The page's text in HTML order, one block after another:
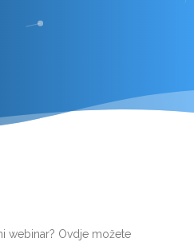
webinar? Ovdje možete